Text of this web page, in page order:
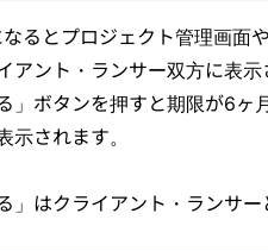
るとプロジェクト管理画面
アント・ランサー双方に表示
」ボタンを押すと期限が6
示されます。
」はクライアント・ランサー